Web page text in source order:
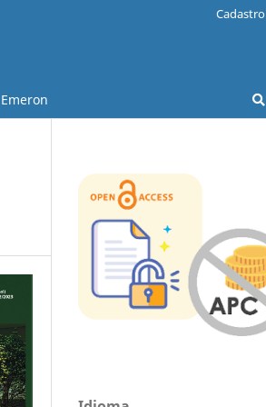
Emeron
Cadastro